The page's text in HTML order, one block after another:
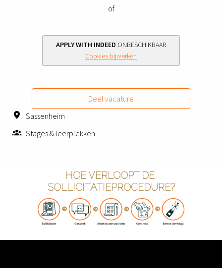
of
APPLY WITH INDEED ONBESCHIKBAAR
Cookies bijwerken
Deel vacature
Sassenheim
Stages & leerplekken
HOE VERLOOPT DE
SOLLICITATIEPROCEDURE?